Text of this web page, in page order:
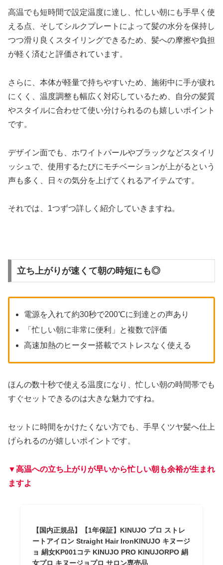
高温でも短時間で設定温度に達し、忙しい朝にも手早く使
える点、そしてシルクプレートによって髪の水分を保持し
つつ滑り良くスタイリングできるため、髪への摩擦や負担
が軽く済むと評価されています。
さらに、本体が軽量で持ちやすいため、施術中に手が疲れ
にくく、温度調整も幅広く対応しているため、自分の髪質
やスタイルに合わせて使い分けられるのも嬉しいポイント
です。
デザイン面でも、ホワイトパールやブラックなどスタイリ
ッシュで、使用するたびにモチベーションが上がるという
声も多く、日々の気分を上げてくれるアイテムです。
それでは、1つずつ詳しく紹介していきますね。
立ち上がりが速くて朝の時短にも◎
電源を入れて約30秒で200℃に到達との声あり
「忙しい朝に非常に便利」と複数で評価
高速加熱のヒーター搭載でストレスなく使える
ほんの数十秒で使える温度になり、忙しい朝の時間帯でも
すぐセットできるのは大きな魅力ですね。
セットに時間をかけたくない方でも、手早くツヤ髪へ仕上
げられるのが嬉しいポイントです。
▼高温への立ち上がりが早いから忙しい朝も余裕が生まれ
ますよ
【国内正規品】【1年保証】KINUJO プロ ストレ
ートアイロン Straight Hair IronKINUJO キヌージ
ョ 絹女KP001コテ KINUJO PRO KINUJORPO 絹
女プロ キヌージョプロ サロン専売品